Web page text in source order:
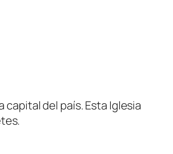
del país. Esta Iglesia